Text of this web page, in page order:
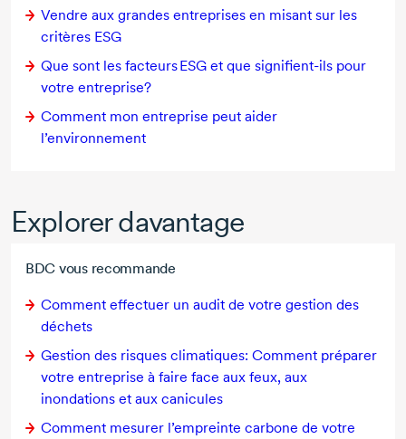
Vendre aux grandes entreprises en misant sur les
critères ESG
Que sont les facteurs ESG et que signifient-ils pour
votre entreprise?
Comment mon entreprise peut aider
l’environnement
Explorer davantage
BDC vous recommande
Comment effectuer un audit de votre gestion des
déchets
Gestion des risques climatiques: Comment préparer
votre entreprise à faire face aux feux, aux
inondations et aux canicules
Comment mesurer l’empreinte carbone de votre